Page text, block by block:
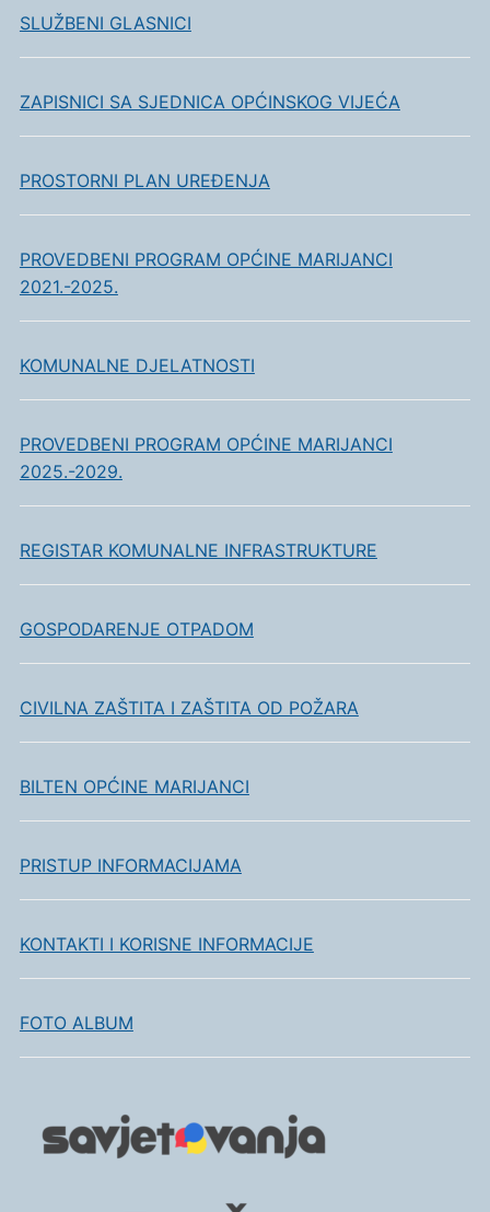
SLUŽBENI GLASNICI
ZAPISNICI SA SJEDNICA OPĆINSKOG VIJEĆA
PROSTORNI PLAN UREĐENJA
PROVEDBENI PROGRAM OPĆINE MARIJANCI
2021.-2025.
KOMUNALNE DJELATNOSTI
PROVEDBENI PROGRAM OPĆINE MARIJANCI
2025.-2029.
REGISTAR KOMUNALNE INFRASTRUKTURE
GOSPODARENJE OTPADOM
CIVILNA ZAŠTITA I ZAŠTITA OD POŽARA
BILTEN OPĆINE MARIJANCI
PRISTUP INFORMACIJAMA
KONTAKTI I KORISNE INFORMACIJE
FOTO ALBUM